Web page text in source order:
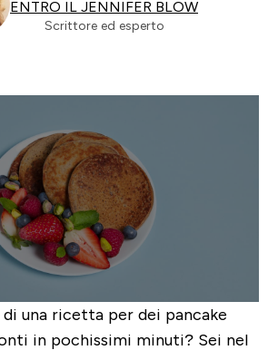
ENTRO IL JENNIFER BLOW
Scrittore ed esperto
di una ricetta per dei pancake
in pochissimi minuti? Sei nel